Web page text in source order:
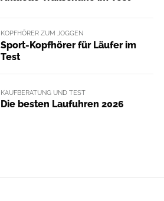
KOPFHÖRER ZUM JOGGEN
Sport-Kopfhörer für Läufer im
Test
KAUFBERATUNG UND TEST
Die besten Laufuhren 2026